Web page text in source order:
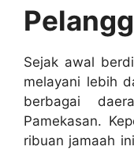
Sejak awal
melayani lebih
berbagai
Pamekasan.
ribuan jamaah